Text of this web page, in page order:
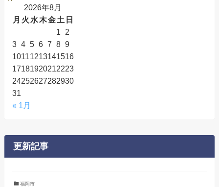
2026年8月
月 火 水木金土 日
1
2
3 4 5 6 7 8 9
10111213141516
17181920212223
24252627282930
31
« 1月
更新記事
福岡市